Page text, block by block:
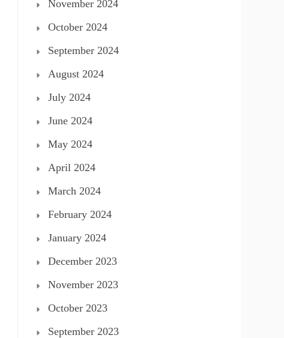
November 2024
October 2024
September 2024
August 2024
July 2024
June 2024
May 2024
April 2024
March 2024
February 2024
January 2024
December 2023
November 2023
October 2023
September 2023